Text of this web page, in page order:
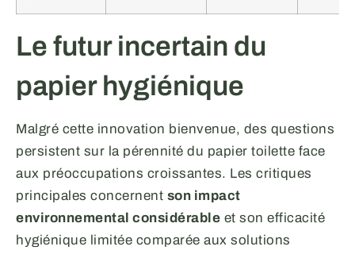
Le futur incertain du
papier hygiénique
Malgré cette innovation bienvenue, des questions
persistent sur la pérennité du papier toilette face
aux préoccupations croissantes. Les critiques
principales concernent son impact
environnemental considérable et son efficacité
hygiénique limitée comparée aux solutions